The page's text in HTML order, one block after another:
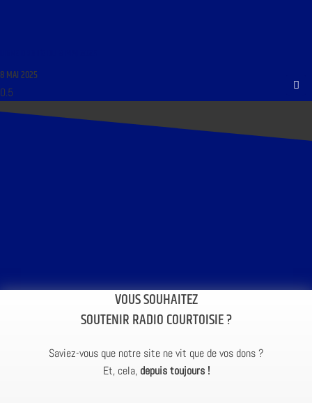
8 MAI 2025
VOUS SOUHAITEZ
SOUTENIR RADIO COURTOISIE ?
Saviez-vous que notre site ne vit que de vos dons ?
Et, cela, depuis toujours !